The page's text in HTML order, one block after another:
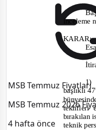
MSB Temmuz Fiyatları
MSB Temmuz 2026
4 hafta önce
inceleme
KARAR:
1)
başlıklı
teklifleri
teknik